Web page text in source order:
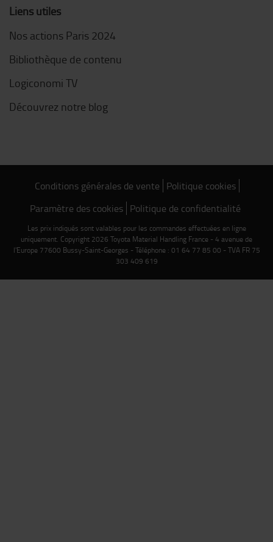
Liens utiles
Nos actions Paris 2024
Bibliothèque de contenu
Logiconomi TV
Découvrez notre blog
Conditions générales de vente Politique cookies
Paramètre des cookies Politique de confidentialité
Les prix indiqués sont valables pour les commandes effectuées en ligne
uniquement. Copyright 2026 Toyota Material Handling France - 4 avenue de
l'Europe 77600 Bussy-Saint-Georges - Téléphone : 01 64 77 85 00 - TVA FR 75
303 409 619